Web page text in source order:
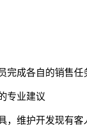
完成各自的销售任
专业建议
维护开发现有